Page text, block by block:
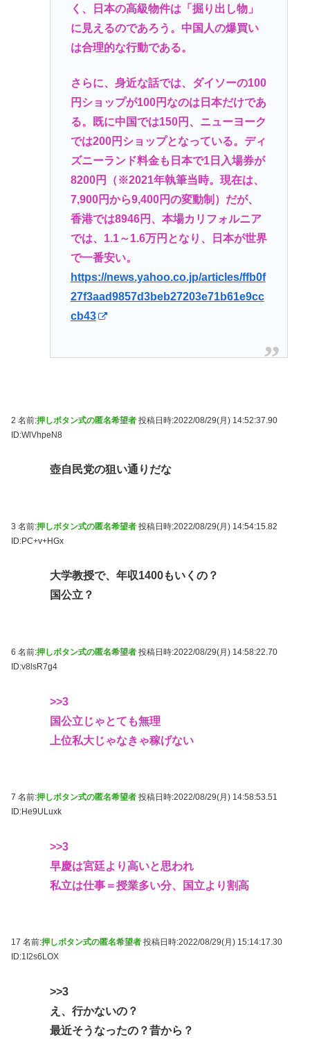
く、日本の高級物件は「掘り出し物」
に見えるのであろう。中国人の爆買い
は合理的な行動である。
さらに、身近な話では、ダイソーの100
円ショップが100円なのは日本だけであ
る。既に中国では150円、ニューヨーク
では200円ショップとなっている。ディ
ズニーランド料金も日本で1日入場券が
8200円（※2021年執筆当時。現在は、
7,900円から9,400円の変動制）だが、
香港では8946円、本場カリフォルニア
では、1.1～1.6万円となり、日本が世界
で一番安い。
https://news.yahoo.co.jp/articles/ffb0f
27f3aad9857d3beb27203e71b61e9cc
cb43
2 名前:押しボタン式の匿名希望者 投稿日時:2022/08/29(月) 14:52:37.90
ID:WlVhpeN8
壺自民党の狙い通りだな
3 名前:押しボタン式の匿名希望者 投稿日時:2022/08/29(月) 14:54:15.82
ID:PC+v+HGx
大学教授で、年収1400もいくの？
国公立？
6 名前:押しボタン式の匿名希望者 投稿日時:2022/08/29(月) 14:58:22.70
ID:v8lsR7g4
>>3
国公立じゃとても無理
上位私大じゃなきゃ稼げない
7 名前:押しボタン式の匿名希望者 投稿日時:2022/08/29(月) 14:58:53.51
ID:He9ULuxk
>>3
早慶は宮廷より高いと思われ
私立は仕事＝授業多い分、国立より割高
17 名前:押しボタン式の匿名希望者 投稿日時:2022/08/29(月) 15:14:17.30
ID:1I2s6LOX
>>3
え、行かないの？
最近そうなったの？昔から？